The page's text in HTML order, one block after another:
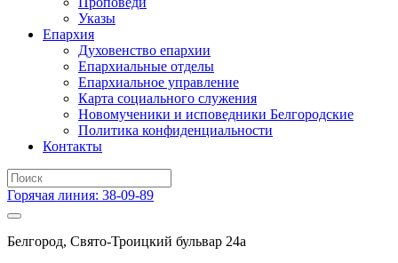
Указы
Епархия
Духовенство епархии
Епархиальные отделы
Епархиальное управление
Карта социального служения
Новомученики и исповедники Белгородские
Политика конфиденциальности
Контакты
Горячая линия: 38-09-89
Белгород, Свято-Троицкий бульвар 24а